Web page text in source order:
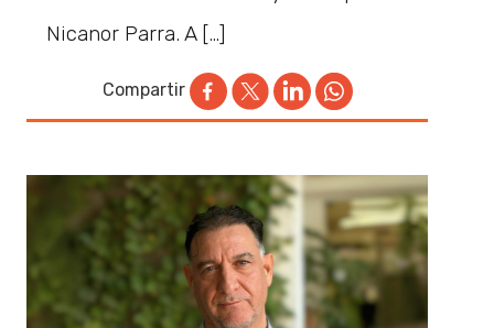
Nicanor Parra. A […]
Compartir